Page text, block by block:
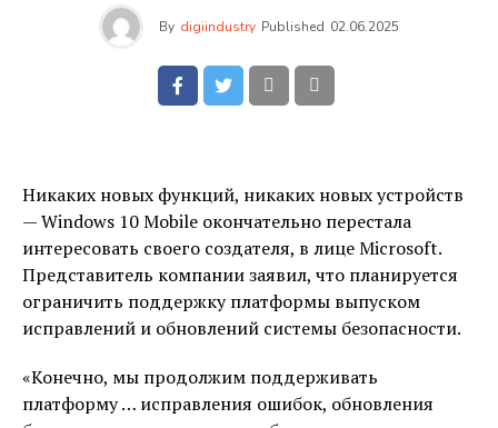
By digiindustry Published 02.06.2025
Никаких новых функций, никаких новых устройств
— Windows 10 Mobile окончательно перестала
интересовать своего создателя, в лице Microsoft.
Представитель компании заявил, что планируется
ограничить поддержку платформы выпуском
исправлений и обновлений системы безопасности.
«Конечно, мы продолжим поддерживать
платформу … исправления ошибок, обновления